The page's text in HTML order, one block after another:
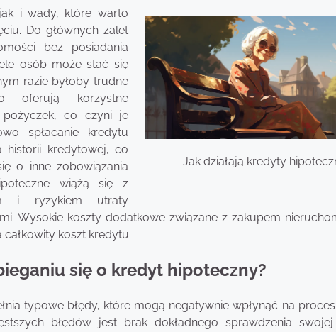
Jak działają kredyty
i wady, które warto
Do głównych zalet
bez posiadania
osób może stać się
razie byłoby trudne
oferują korzystne
co czyni je
spłacanie kredytu
historii kredytowej, co
o inne zobowiązania
wiążą się z
i ryzykiem utraty
Wysokie koszty dodatkowe związane z zakupem
koszt kredytu.
się o kredyt hipoteczny?
typowe błędy, które mogą negatywnie wpłynąć na
błędów jest brak dokładnego sprawdzenia